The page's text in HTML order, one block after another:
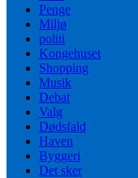
Penge
Miljø
politi
Kongehuset
Shopping
Musik
Debat
Valg
Dødsfald
Haven
Byggeri
Det sker